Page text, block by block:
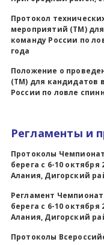
Протокол
мероприятий (ТМ)
команду России по
года
Положение о
(ТМ) для кандидатов
России по ловле
Регламенты и
Протоколы
берега с 6-10
Алания, Дигорcкий
Регламент
берега с 6-10
Алания, Дигорcкий
Протоколы